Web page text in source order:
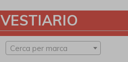
VESTIARIO
Cerca per marca